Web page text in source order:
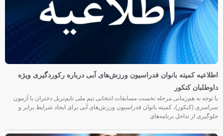
اطلاعیه کمیته بانوان فدراسیون ورزش‌های آبی درباره رکوردگیری ویژه
داوطلبان کنکور
با توجه به هم‌زمانی مرحله نخست مسابقات انتخابی تیم ملی تایم‌تریل دختران با آزمون
سراسری (کنکور)، کمیته بانوان فدراسیون ورزش‌های آبی برای ایجاد شرایط برابر و
جلوگیری از تداخل برنامه‌های